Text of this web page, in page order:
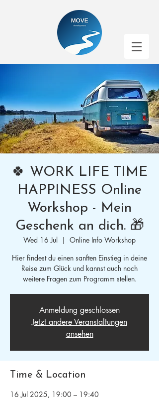
🍀 WORK LIFE TIME
HAPPINESS Online
Workshop - Mein
Geschenk an dich. 🎁
Wed 16 Jul
  |
Online Info Workshop
Hier findest du einen sanften Einstieg in deine
Reise zum Glück und kannst auch noch
weitere Fragen zum Programm stellen.
Anmeldung geschlossen
Jetzt andere Veranstaltungen
ansehen
Time & Location
16 Jul 2025, 19:00 – 19:40